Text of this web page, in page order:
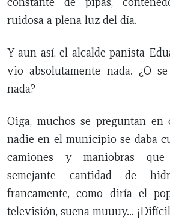
ruidosa a plena luz del día.
Y aun así, el alcalde panista
vio absolutamente nada. ¿O
nada?
Oiga, muchos se preguntan
nadie en el municipio se daba
camiones y maniobras
semejante cantidad de
francamente, como diría el
televisión, suena muuuy…